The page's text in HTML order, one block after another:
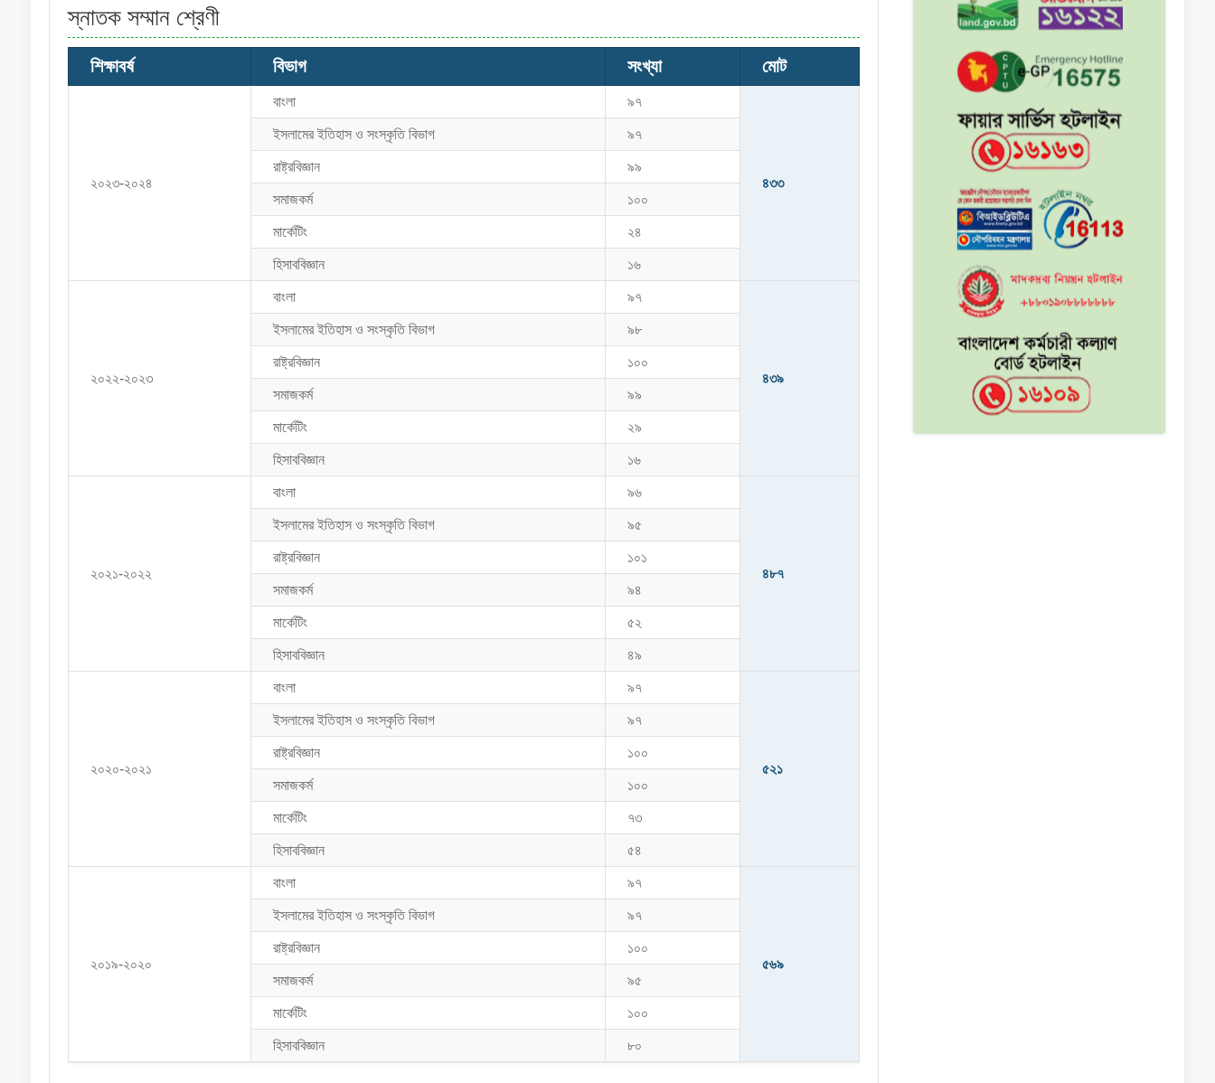
স্নাতক সম্মান শ্রেণী
শিক্ষাবর্ষ বিভাগ সংখ্যা মোট
২০২৩-২০২৪
বাংলা ৯৭
৪৩৩
ইসলামের ইতিহাস ও সংস্কৃতি বিভাগ ৯৭
রাষ্ট্রবিজ্ঞান ৯৯
সমাজকর্ম ১০০
মার্কেটিং ২৪
হিসাববিজ্ঞান ১৬
২০২২-২০২৩
বাংলা ৯৭
৪৩৯
ইসলামের ইতিহাস ও সংস্কৃতি বিভাগ ৯৮
রাষ্ট্রবিজ্ঞান ১০০
সমাজকর্ম ৯৯
মার্কেটিং ২৯
হিসাববিজ্ঞান ১৬
২০২১-২০২২
বাংলা ৯৬
৪৮৭
ইসলামের ইতিহাস ও সংস্কৃতি বিভাগ ৯৫
রাষ্ট্রবিজ্ঞান ১০১
সমাজকর্ম ৯৪
মার্কেটিং ৫২
হিসাববিজ্ঞান ৪৯
২০২০-২০২১
বাংলা ৯৭
৫২১
ইসলামের ইতিহাস ও সংস্কৃতি বিভাগ ৯৭
রাষ্ট্রবিজ্ঞান ১০০
সমাজকর্ম ১০০
মার্কেটিং ৭৩
হিসাববিজ্ঞান ৫৪
২০১৯-২০২০
বাংলা ৯৭
৫৬৯
ইসলামের ইতিহাস ও সংস্কৃতি বিভাগ ৯৭
রাষ্ট্রবিজ্ঞান ১০০
সমাজকর্ম ৯৫
মার্কেটিং ১০০
হিসাববিজ্ঞান ৮০